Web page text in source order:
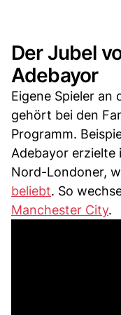
Der Jubel
Adebayor
Eigene Spieler an
gehört bei den
Programm.
Adebayor erzielte
Nord-Londoner,
beliebt. So
Manchester City.